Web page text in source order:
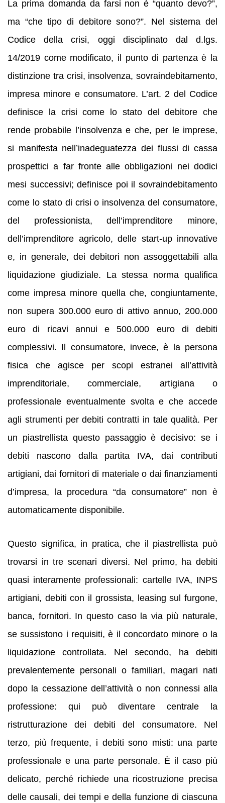
La prima domanda da farsi non è “quanto devo?”,
ma “che tipo di debitore sono?”. Nel sistema del
Codice della crisi, oggi disciplinato dal d.lgs.
14/2019 come modificato, il punto di partenza è la
distinzione tra crisi, insolvenza, sovraindebitamento,
impresa minore e consumatore. L’art. 2 del Codice
definisce la crisi come lo stato del debitore che
rende probabile l’insolvenza e che, per le imprese,
si manifesta nell’inadeguatezza dei flussi di cassa
prospettici a far fronte alle obbligazioni nei dodici
mesi successivi; definisce poi il sovraindebitamento
come lo stato di crisi o insolvenza del consumatore,
del professionista, dell’imprenditore minore,
dell’imprenditore agricolo, delle start-up innovative
e, in generale, dei debitori non assoggettabili alla
liquidazione giudiziale. La stessa norma qualifica
come impresa minore quella che, congiuntamente,
non supera 300.000 euro di attivo annuo, 200.000
euro di ricavi annui e 500.000 euro di debiti
complessivi. Il consumatore, invece, è la persona
fisica che agisce per scopi estranei all’attività
imprenditoriale, commerciale, artigiana o
professionale eventualmente svolta e che accede
agli strumenti per debiti contratti in tale qualità. Per
un piastrellista questo passaggio è decisivo: se i
debiti nascono dalla partita IVA, dai contributi
artigiani, dai fornitori di materiale o dai finanziamenti
d’impresa, la procedura “da consumatore” non è
automaticamente disponibile.
Questo significa, in pratica, che il piastrellista può
trovarsi in tre scenari diversi. Nel primo, ha debiti
quasi interamente professionali: cartelle IVA, INPS
artigiani, debiti con il grossista, leasing sul furgone,
banca, fornitori. In questo caso la via più naturale,
se sussistono i requisiti, è il concordato minore o la
liquidazione controllata. Nel secondo, ha debiti
prevalentemente personali o familiari, magari nati
dopo la cessazione dell’attività o non connessi alla
professione: qui può diventare centrale la
ristrutturazione dei debiti del consumatore. Nel
terzo, più frequente, i debiti sono misti: una parte
professionale e una parte personale. È il caso più
delicato, perché richiede una ricostruzione precisa
delle causali, dei tempi e della funzione di ciascuna